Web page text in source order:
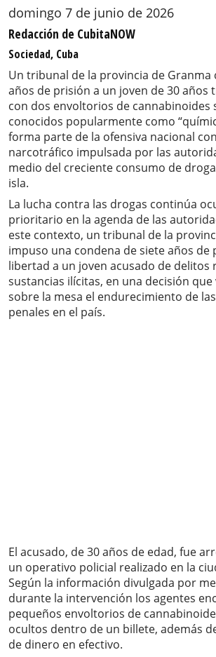
domingo 7 de junio de 2026
Redacción de CubitaNOW
Sociedad, Cuba
Un tribunal de la provincia de Granma
años de prisión a un joven de 30 años
con dos envoltorios de cannabinoides
conocidos popularmente como
forma parte de la ofensiva nacional
narcotráfico impulsada por las
medio del creciente consumo de
isla.
La lucha contra las drogas continúa
prioritario en la agenda de las
este contexto, un tribunal de la
impuso una condena de siete años de
libertad a un joven acusado de delitos
sustancias ilícitas, en una decisión
sobre la mesa el endurecimiento de
penales en el país.
El acusado, de 30 años de edad, fue
un operativo policial realizado en la
Según la información divulgada por
durante la intervención los agentes
pequeños envoltorios de
ocultos dentro de un billete, además
de dinero en efectivo.